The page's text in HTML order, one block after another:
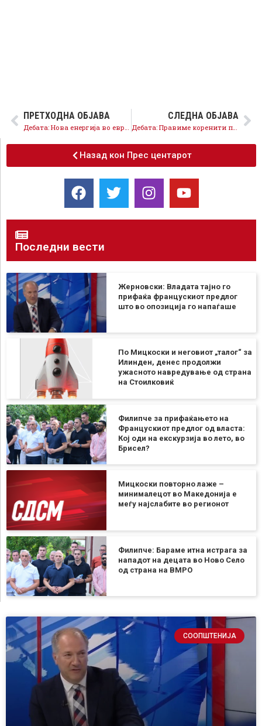
ПРЕТХОДНА ОБЈАВА СЛЕДНА ОБЈАВА
Дебата: Правиме коренити промени во образованието
Назад кон Прес центарот
Последни вести
Жерновски: Владата тајно го
прифаќа францускиот предлог
што во опозиција го напаѓаше
По Мицкоски и неговиот „талог“ за
Илинден, денес продолжи
ужасното навредување од страна
на Стоилковиќ
Филипче за прифаќањето на
Францускиот предлог од власта:
Кој оди на екскурзија во лето, во
Брисел?
Мицкоски повторно лаже –
минималецот во Македонија е
меѓу најслабите во регионот
Филипче: Бараме итна истрага за
нападот на децата во Ново Село
од страна на ВМРО
СООПШТЕНИЈА